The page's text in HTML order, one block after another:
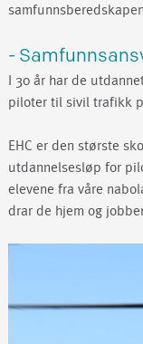
-
I 30 år har de
piloter til sivil trafikk
EHC er den største
utdannelsesløp for
elevene fra våre
drar de hjem og